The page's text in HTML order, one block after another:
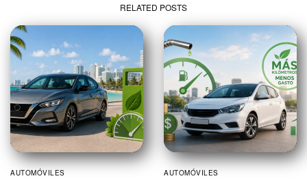
RELATED POSTS
AUTOMÓVILES AUTOMÓVILES